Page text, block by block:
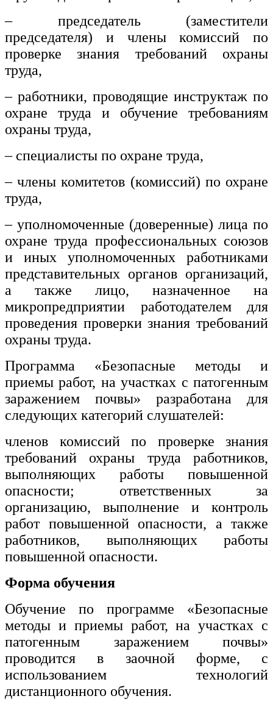
– председатель (заместители
председателя) и члены комиссий по
проверке знания требований охраны
труда,
– работники, проводящие инструктаж по
охране труда и обучение требованиям
охраны труда,
– специалисты по охране труда,
– члены комитетов (комиссий) по охране
труда,
– уполномоченные (доверенные) лица по
охране труда профессиональных союзов
и иных уполномоченных работниками
представительных органов организаций,
а также лицо, назначенное на
микропредприятии работодателем для
проведения проверки знания требований
охраны труда.
Программа «Безопасные методы и
приемы работ, на участках с патогенным
заражением почвы» разработана для
следующих категорий слушателей:
членов комиссий по проверке знания
требований охраны труда работников,
выполняющих работы повышенной
опасности; ответственных за
организацию, выполнение и контроль
работ повышенной опасности, а также
работников, выполняющих работы
повышенной опасности.
Форма обучения
Обучение по программе «Безопасные
методы и приемы работ, на участках с
патогенным заражением почвы»
проводится в заочной форме, с
использованием технологий
дистанционного обучения.